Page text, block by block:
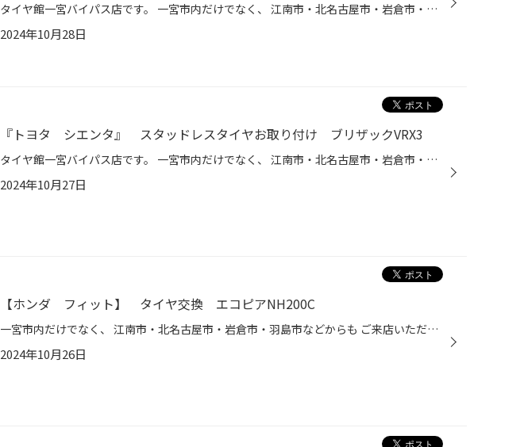
タイヤ館一宮バイパス店です。 一宮市内だけでなく、 江南市・北名古屋市・岩倉市・羽島市などからも ご来店いただきまして、ありがとうございます！ 本日の作業ご紹介です。 トヨタ カローラフィルダー タイヤ 185/60Ｒ15 セイバーリングSL201 店頭でタイヤのご相談をさせていただきました。 タイ...
2024年10月28日
『トヨタ シエンタ』 スタッドレスタイヤお取り付け ブリザックVRX3
タイヤ館一宮バイパス店です。 一宮市内だけでなく、 江南市・北名古屋市・岩倉市・羽島市などからも ご来店いただきまして、ありがとうございます！ 【タイヤ館一宮アクセスMAP】↓ https://www.taiyakan.co.jp/shop/ichinomiya-b/about/access/ 本日の作業ご紹介です。 トヨタ シエンタ 185/60R15 ...
2024年10月27日
【ホンダ フィット】 タイヤ交換 エコピアNH200C
一宮市内だけでなく、 江南市・北名古屋市・岩倉市・羽島市などからも ご来店いただきまして、ありがとうございます！ 【タイヤ館一宮アクセスMAP】↓ https://www.taiyakan.co.jp/shop/ichinomiya-b/about/access/ 本日の作業ご紹介です。 ホンダ フィット タイヤ 185/60R15 エコピア NH200C タイ...
2024年10月26日